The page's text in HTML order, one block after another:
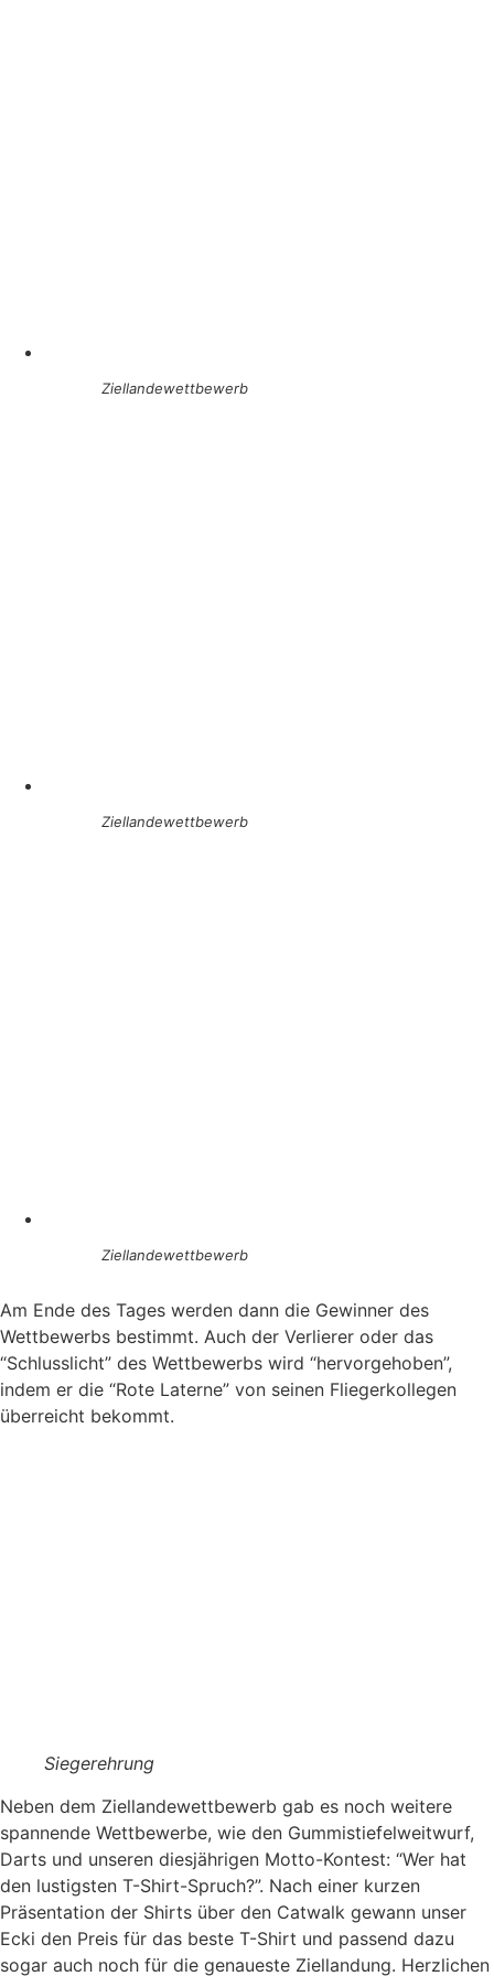
Ziellandewettbewerb
Ziellandewettbewerb
Ziellandewettbewerb
Am Ende des Tages werden dann die Gewinner des
Wettbewerbs bestimmt. Auch der Verlierer oder das
“Schlusslicht” des Wettbewerbs wird “hervorgehoben”,
indem er die “Rote Laterne” von seinen Fliegerkollegen
überreicht bekommt.
Siegerehrung
Neben dem Ziellandewettbewerb gab es noch weitere
spannende Wettbewerbe, wie den Gummistiefelweitwurf,
Darts und unseren diesjährigen Motto-Kontest: “Wer hat
den lustigsten T-Shirt-Spruch?”. Nach einer kurzen
Präsentation der Shirts über den Catwalk gewann unser
Ecki den Preis für das beste T-Shirt und passend dazu
sogar auch noch für die genaueste Ziellandung. Herzlichen